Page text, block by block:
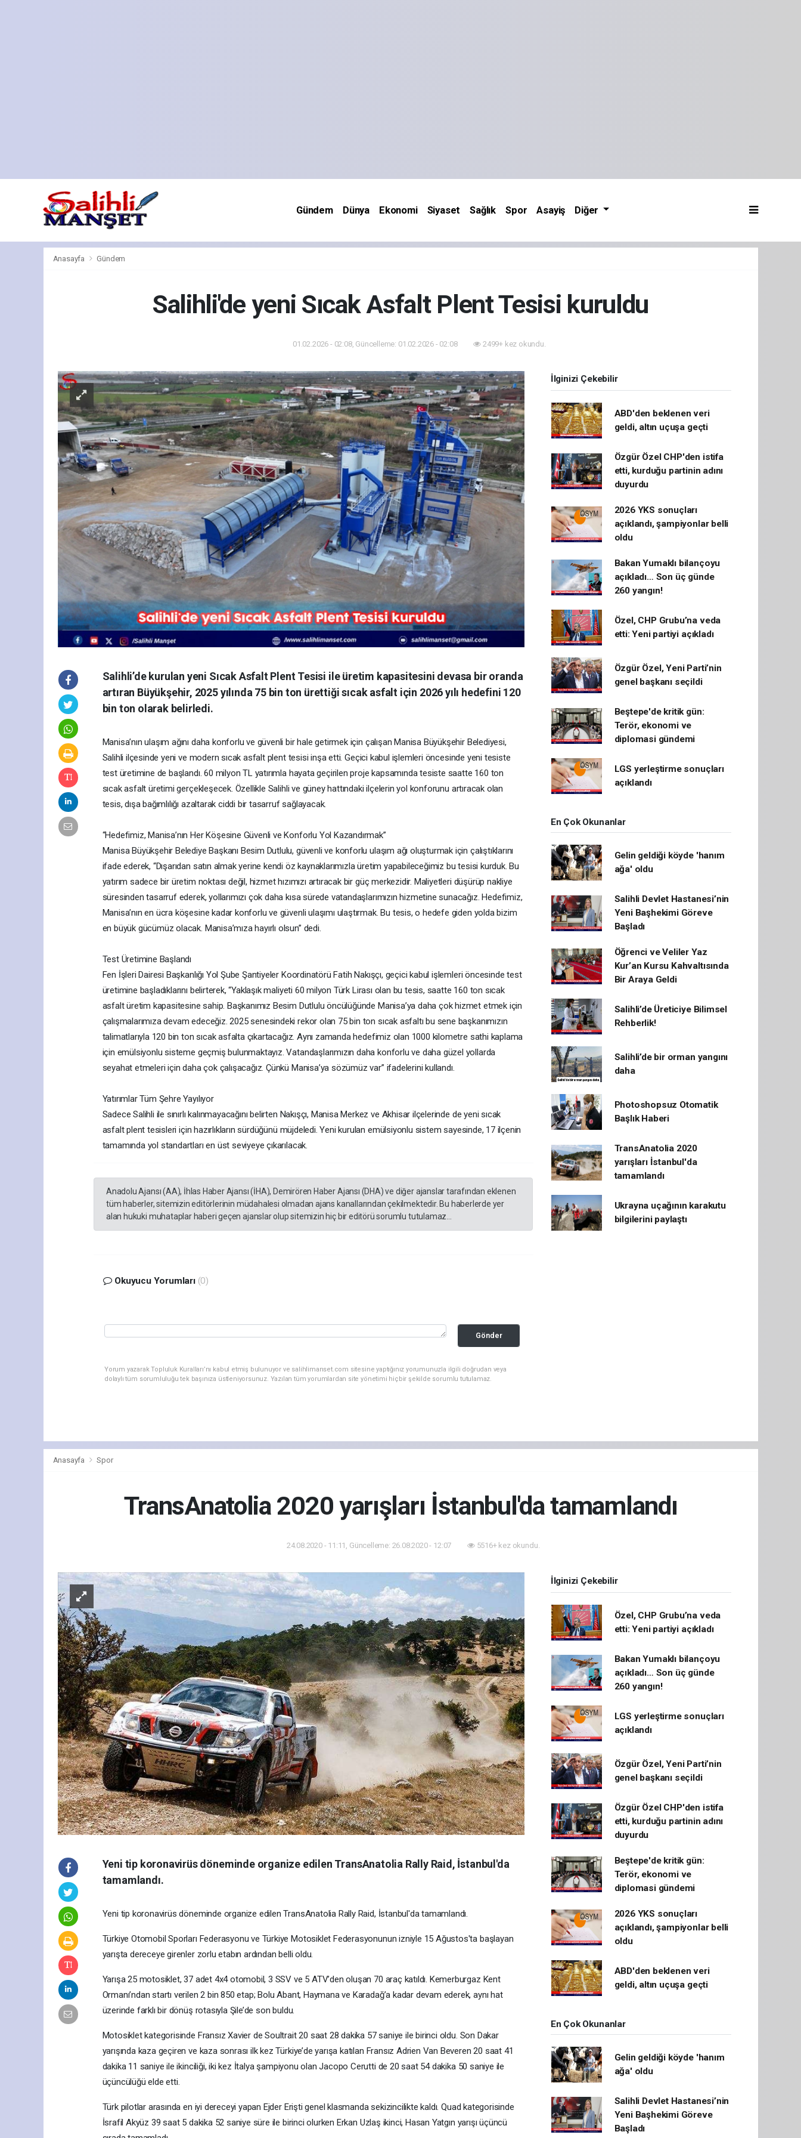
Gündem Dünya Ekonomi Siyaset Sağlık Spor Asayiş Diğer
Anasayfa Gündem
Salihli'de yeni Sıcak Asfalt Plent Tesisi kuruldu
01.02.2026 - 02:08, Güncelleme: 01.02.2026 - 02:08 2499+ kez okundu.
Salihli’de kurulan yeni Sıcak Asfalt Plent Tesisi ile üretim kapasitesini devasa bir oranda
artıran Büyükşehir, 2025 yılında 75 bin ton ürettiği sıcak asfalt için 2026 yılı hedefini 120
bin ton olarak belirledi.
Manisa’nın ulaşım ağını daha konforlu ve güvenli bir hale getirmek için çalışan Manisa Büyükşehir Belediyesi,
Salihli ilçesinde yeni ve modern sıcak asfalt plent tesisi inşa etti. Geçici kabul işlemleri öncesinde yeni tesiste
test üretimine de başlandı. 60 milyon TL yatırımla hayata geçirilen proje kapsamında tesiste saatte 160 ton
sıcak asfalt üretimi gerçekleşecek. Özellikle Salihli ve güney hattındaki ilçelerin yol konforunu artıracak olan
tesis, dışa bağımlılığı azaltarak ciddi bir tasarruf sağlayacak.
“Hedefimiz, Manisa’nın Her Köşesine Güvenli ve Konforlu Yol Kazandırmak”
Manisa Büyükşehir Belediye Başkanı Besim Dutlulu, güvenli ve konforlu ulaşım ağı oluşturmak için çalıştıklarını
ifade ederek, “Dışarıdan satın almak yerine kendi öz kaynaklarımızla üretim yapabileceğimiz bu tesisi kurduk. Bu
yatırım sadece bir üretim noktası değil, hizmet hızımızı artıracak bir güç merkezidir. Maliyetleri düşürüp nakliye
süresinden tasarruf ederek, yollarımızı çok daha kısa sürede vatandaşlarımızın hizmetine sunacağız. Hedefimiz,
Manisa’nın en ücra köşesine kadar konforlu ve güvenli ulaşımı ulaştırmak. Bu tesis, o hedefe giden yolda bizim
en büyük gücümüz olacak. Manisa’mıza hayırlı olsun” dedi.
Test Üretimine Başlandı
Fen İşleri Dairesi Başkanlığı Yol Şube Şantiyeler Koordinatörü Fatih Nakışçı, geçici kabul işlemleri öncesinde test
üretimine başladıklarını belirterek, “Yaklaşık maliyeti 60 milyon Türk Lirası olan bu tesis, saatte 160 ton sıcak
asfalt üretim kapasitesine sahip. Başkanımız Besim Dutlulu öncülüğünde Manisa’ya daha çok hizmet etmek için
çalışmalarımıza devam edeceğiz. 2025 senesindeki rekor olan 75 bin ton sıcak asfaltı bu sene başkanımızın
talimatlarıyla 120 bin ton sıcak asfalta çıkartacağız. Aynı zamanda hedefimiz olan 1000 kilometre sathi kaplama
için emülsiyonlu sisteme geçmiş bulunmaktayız. Vatandaşlarımızın daha konforlu ve daha güzel yollarda
seyahat etmeleri için daha çok çalışacağız. Çünkü Manisa’ya sözümüz var” ifadelerini kullandı.
Yatırımlar Tüm Şehre Yayılıyor
Sadece Salihli ile sınırlı kalınmayacağını belirten Nakışçı, Manisa Merkez ve Akhisar ilçelerinde de yeni sıcak
asfalt plent tesisleri için hazırlıkların sürdüğünü müjdeledi. Yeni kurulan emülsiyonlu sistem sayesinde, 17 ilçenin
tamamında yol standartları en üst seviyeye çıkarılacak.
Anadolu Ajansı (AA), İhlas Haber Ajansı (İHA), Demirören Haber Ajansı (DHA) ve diğer ajanslar tarafından eklenen
tüm haberler, sitemizin editörlerinin müdahalesi olmadan ajans kanallarından çekilmektedir. Bu haberlerde yer
alan hukuki muhataplar haberi geçen ajanslar olup sitemizin hiç bir editörü sorumlu tutulamaz...
Okuyucu Yorumları (0)
Gönder
Yorum yazarak Topluluk Kuralları’nı kabul etmiş bulunuyor ve salihlimanset.com sitesine yaptığınız yorumunuzla ilgili doğrudan veya
dolaylı tüm sorumluluğu tek başınıza üstleniyorsunuz. Yazılan tüm yorumlardan site yönetimi hiçbir şekilde sorumlu tutulamaz.
İlginizi Çekebilir
ABD'den beklenen veri
geldi, altın uçuşa geçti
Özgür Özel CHP'den istifa
etti, kurduğu partinin adını
duyurdu
2026 YKS sonuçları
açıklandı, şampiyonlar belli
oldu
Bakan Yumaklı bilançoyu
açıkladı… Son üç günde
260 yangın!
Özel, CHP Grubu’na veda
etti: Yeni partiyi açıkladı
Özgür Özel, Yeni Parti’nin
genel başkanı seçildi
Beştepe'de kritik gün:
Terör, ekonomi ve
diplomasi gündemi
LGS yerleştirme sonuçları
açıklandı
En Çok Okunanlar
Gelin geldiği köyde 'hanım
ağa' oldu
Salihli Devlet Hastanesi’nin
Yeni Başhekimi Göreve
Başladı
Öğrenci ve Veliler Yaz
Kur’an Kursu Kahvaltısında
Bir Araya Geldi
Salihli’de Üreticiye Bilimsel
Rehberlik!
Salihli’de bir orman yangını
daha
Photoshopsuz Otomatik
Başlık Haberi
TransAnatolia 2020
yarışları İstanbul'da
tamamlandı
Ukrayna uçağının karakutu
bilgilerini paylaştı
Anasayfa Spor
TransAnatolia 2020 yarışları İstanbul'da tamamlandı
24.08.2020 - 11:11, Güncelleme: 26.08.2020 - 12:07 5516+ kez okundu.
Yeni tip koronavirüs döneminde organize edilen TransAnatolia Rally Raid, İstanbul'da
tamamlandı.
Yeni tip koronavirüs döneminde organize edilen TransAnatolia Rally Raid, İstanbul'da tamamlandı.
Türkiye Otomobil Sporları Federasyonu ve Türkiye Motosiklet Federasyonunun izniyle 15 Ağustos'ta başlayan
yarışta dereceye girenler zorlu etabın ardından belli oldu.
Yarışa 25 motosiklet, 37 adet 4x4 otomobil, 3 SSV ve 5 ATV’den oluşan 70 araç katıldı. Kemerburgaz Kent
Ormanı’ndan startı verilen 2 bin 850 etap; Bolu Abant, Haymana ve Karadağ’a kadar devam ederek, aynı hat
üzerinde farklı bir dönüş rotasıyla Şile’de son buldu.
Motosiklet kategorisinde Fransız Xavier de Soultrait 20 saat 28 dakika 57 saniye ile birinci oldu. Son Dakar
yarışında kaza geçiren ve kaza sonrası ilk kez Türkiye’de yarışa katılan Fransız Adrien Van Beveren 20 saat 41
dakika 11 saniye ile ikinciliği, iki kez İtalya şampiyonu olan Jacopo Cerutti de 20 saat 54 dakika 50 saniye ile
üçüncülüğü elde etti.
Türk pilotlar arasında en iyi dereceyi yapan Ejder Erişti genel klasmanda sekizincilikte kaldı. Quad kategorisinde
İsrafil Akyüz 39 saat 5 dakika 52 saniye süre ile birinci olurken Erkan Uzlaş ikinci, Hasan Yatgın yarışı üçüncü
İlginizi Çekebilir
Özel, CHP Grubu’na veda
etti: Yeni partiyi açıkladı
Bakan Yumaklı bilançoyu
açıkladı… Son üç günde
260 yangın!
LGS yerleştirme sonuçları
açıklandı
Özgür Özel, Yeni Parti’nin
genel başkanı seçildi
Özgür Özel CHP'den istifa
etti, kurduğu partinin adını
duyurdu
Beştepe'de kritik gün:
Terör, ekonomi ve
diplomasi gündemi
2026 YKS sonuçları
açıklandı, şampiyonlar belli
oldu
ABD'den beklenen veri
geldi, altın uçuşa geçti
En Çok Okunanlar
Gelin geldiği köyde 'hanım
ağa' oldu
Salihli Devlet Hastanesi’nin
Yeni Başhekimi Göreve
Başladı